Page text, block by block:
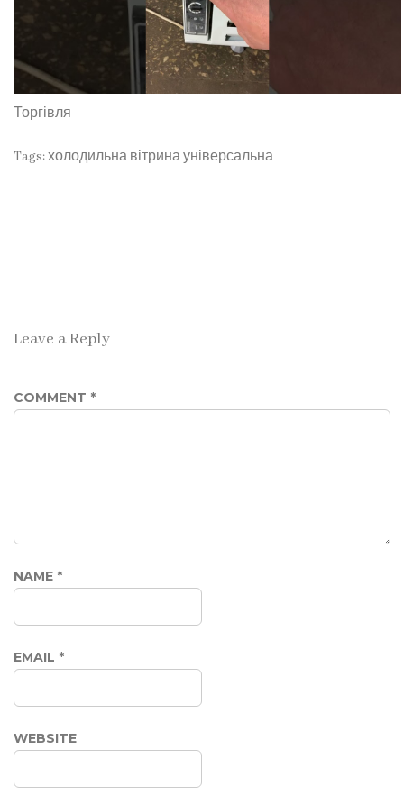
Торгівля
Tags:холодильна вітрина універсальна
Leave a Reply
COMMENT *
NAME *
EMAIL *
WEBSITE